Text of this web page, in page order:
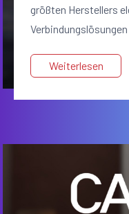
größten Herstellers
Weiterlesen